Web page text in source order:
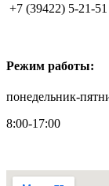
+7 (39422) 5-21-51
Режим работы:
понедельник-
8:00-17:00